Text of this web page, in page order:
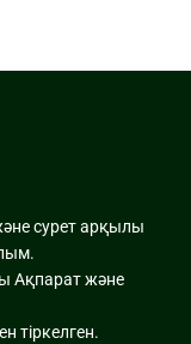
сурет арқылы
Ақпарат және
тіркелген.